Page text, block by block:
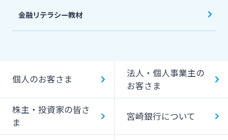
金融リテラシー教材
個人のお客さま
法人・個人事業主の
お客さま
株主・投資家の皆さ
ま
宮崎銀行について